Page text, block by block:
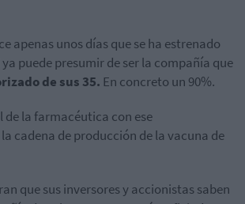
apenas unos días que se ha estrenado
ya puede presumir de ser la compañía que
de sus 35. En concreto un 90%.
de la farmacéutica con ese
cadena de producción de la vacuna de
que sus inversores y accionistas saben